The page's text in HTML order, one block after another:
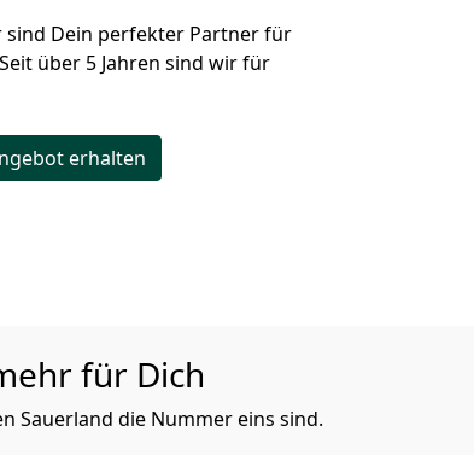
sind Dein perfekter Partner für
über 5 Jahren sind wir für
erhalten
für Dich
Sauerland die Nummer eins sind.